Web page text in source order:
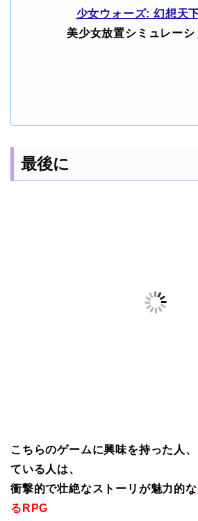
少女ウォーズ: 幻想天
美少女放置シミュレー
最後に
こちらのゲームに興味を持った人
ている人は、
衝撃的で壮絶なストーリが魅力的な
るRPG